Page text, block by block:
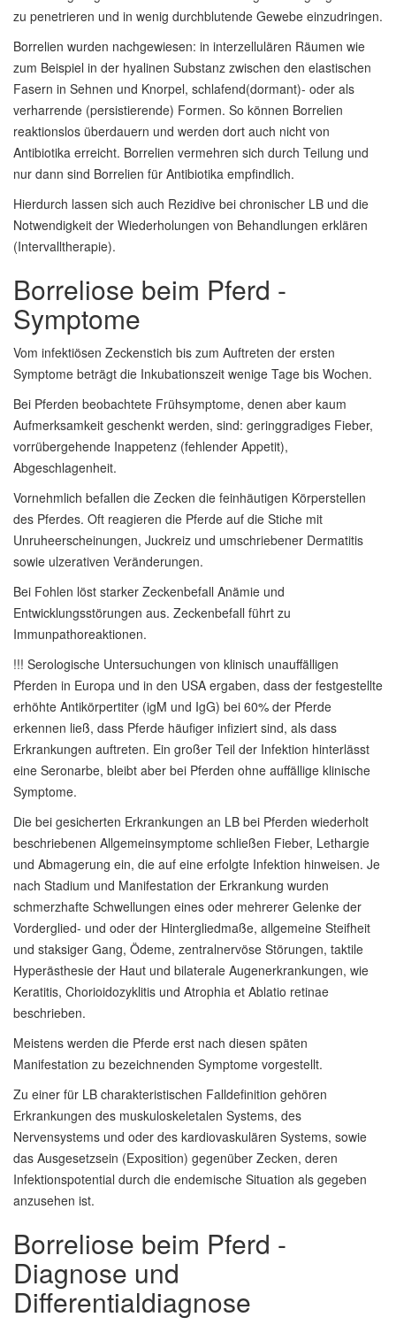
zu penetrieren und in wenig durchblutende Gewebe einzudringen.
Borrelien wurden nachgewiesen: in interzellulären Räumen wie
zum Beispiel in der hyalinen Substanz zwischen den elastischen
Fasern in Sehnen und Knorpel, schlafend(dormant)- oder als
verharrende (persistierende) Formen. So können Borrelien
reaktionslos überdauern und werden dort auch nicht von
Antibiotika erreicht. Borrelien vermehren sich durch Teilung und
nur dann sind Borrelien für Antibiotika empfindlich.
Hierdurch lassen sich auch Rezidive bei chronischer LB und die
Notwendigkeit der Wiederholungen von Behandlungen erklären
(Intervalltherapie).
Borreliose beim Pferd -
Symptome
Vom infektiösen Zeckenstich bis zum Auftreten der ersten
Symptome beträgt die Inkubationszeit wenige Tage bis Wochen.
Bei Pferden beobachtete Frühsymptome, denen aber kaum
Aufmerksamkeit geschenkt werden, sind: geringgradiges Fieber,
vorrübergehende Inappetenz (fehlender Appetit),
Abgeschlagenheit.
Vornehmlich befallen die Zecken die feinhäutigen Körperstellen
des Pferdes. Oft reagieren die Pferde auf die Stiche mit
Unruheerscheinungen, Juckreiz und umschriebener Dermatitis
sowie ulzerativen Veränderungen.
Bei Fohlen löst starker Zeckenbefall Anämie und
Entwicklungsstörungen aus. Zeckenbefall führt zu
Immunpathoreaktionen.
!!! Serologische Untersuchungen von klinisch unauffälligen
Pferden in Europa und in den USA ergaben, dass der festgestellte
erhöhte Antikörpertiter (igM und IgG) bei 60% der Pferde
erkennen ließ, dass Pferde häufiger infiziert sind, als dass
Erkrankungen auftreten. Ein großer Teil der Infektion hinterlässt
eine Seronarbe, bleibt aber bei Pferden ohne auffällige klinische
Symptome.
Die bei gesicherten Erkrankungen an LB bei Pferden wiederholt
beschriebenen Allgemeinsymptome schließen Fieber, Lethargie
und Abmagerung ein, die auf eine erfolgte Infektion hinweisen. Je
nach Stadium und Manifestation der Erkrankung wurden
schmerzhafte Schwellungen eines oder mehrerer Gelenke der
Vorderglied- und oder der Hintergliedmaße, allgemeine Steifheit
und staksiger Gang, Ödeme, zentralnervöse Störungen, taktile
Hyperästhesie der Haut und bilaterale Augenerkrankungen, wie
Keratitis, Chorioidozyklitis und Atrophia et Ablatio retinae
beschrieben.
Meistens werden die Pferde erst nach diesen späten
Manifestation zu bezeichnenden Symptome vorgestellt.
Zu einer für LB charakteristischen Falldefinition gehören
Erkrankungen des muskuloskeletalen Systems, des
Nervensystems und oder des kardiovaskulären Systems, sowie
das Ausgesetzsein (Exposition) gegenüber Zecken, deren
Infektionspotential durch die endemische Situation als gegeben
anzusehen ist.
Borreliose beim Pferd -
Diagnose und
Differentialdiagnose